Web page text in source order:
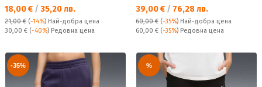
Текуща цена:
18,00 € / 35,20 лв.
21,00 € (-14%) Най-добра цена
Редовна цена:
30,00 € (-40%) Редовна цена
Текуща цена:
39,00 € / 76,28 лв.
60,00 € (-35%) Най-добра цена
Редовна цена:
60,00 € (-35%) Редовна цена
-35% %